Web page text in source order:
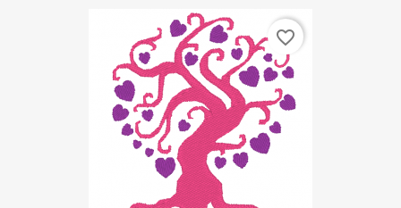
favorite_border